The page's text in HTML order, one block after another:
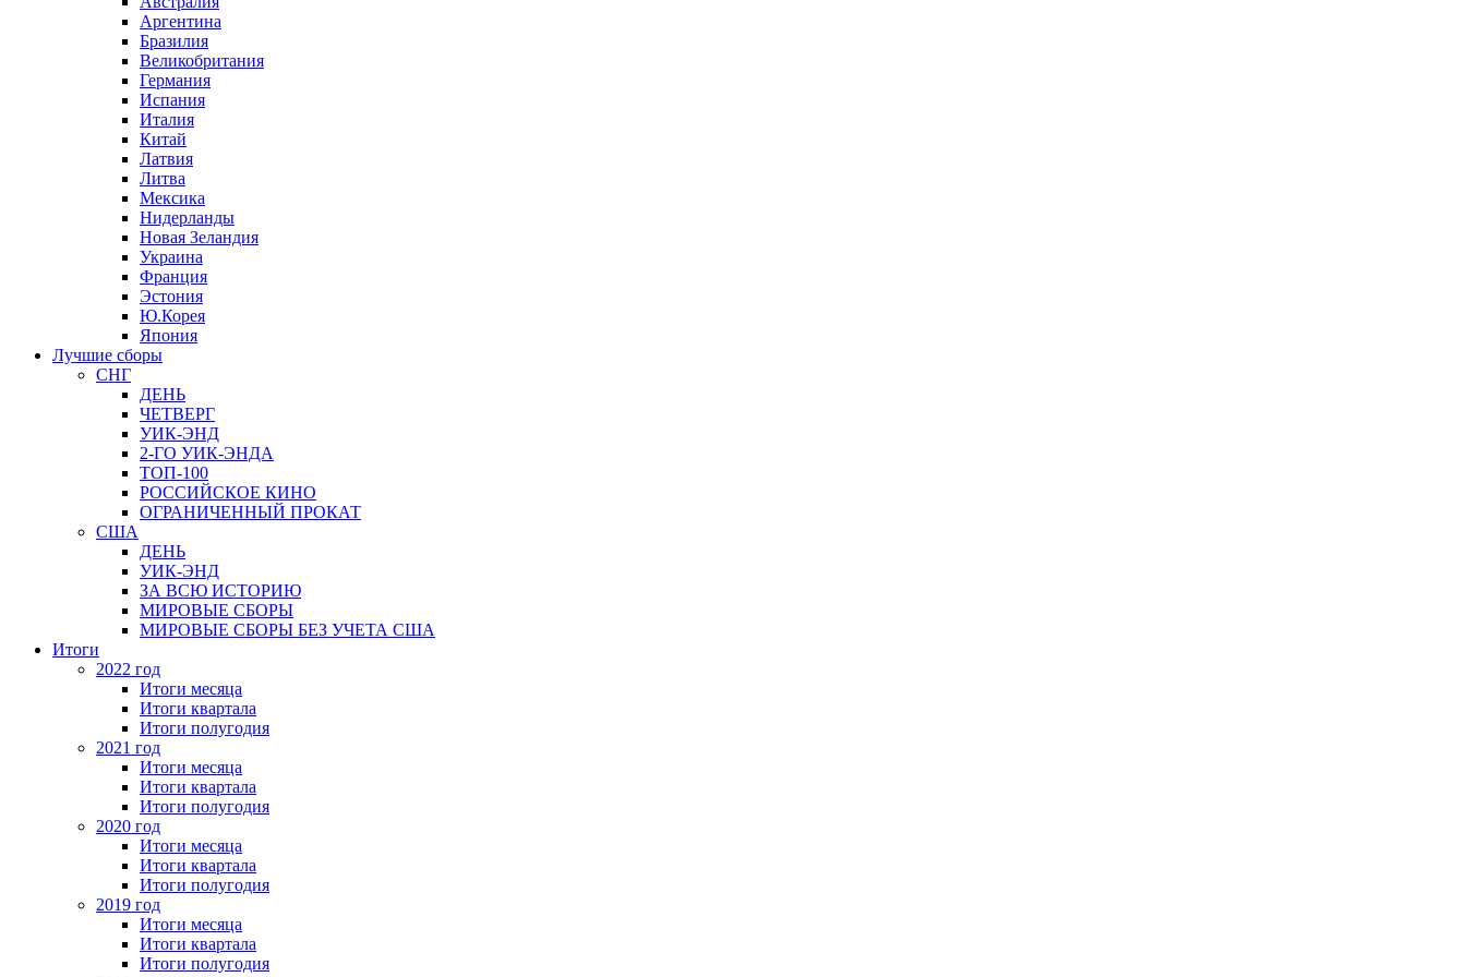
Аргентина
Бразилия
Великобритания
Германия
Испания
Италия
Китай
Латвия
Литва
Мексика
Нидерланды
Новая Зеландия
Украина
Франция
Эстония
Ю.Корея
Япония
Лучшие сборы
СНГ
ДЕНЬ
ЧЕТВЕРГ
УИК-ЭНД
2-ГО УИК-ЭНДА
ТОП-100
РОССИЙСКОЕ КИНО
ОГРАНИЧЕННЫЙ ПРОКАТ
США
ДЕНЬ
УИК-ЭНД
ЗА ВСЮ ИСТОРИЮ
МИРОВЫЕ СБОРЫ
МИРОВЫЕ СБОРЫ БЕЗ УЧЕТА США
Итоги
2022 год
Итоги месяца
Итоги квартала
Итоги полугодия
2021 год
Итоги месяца
Итоги квартала
Итоги полугодия
2020 год
Итоги месяца
Итоги квартала
Итоги полугодия
2019 год
Итоги месяца
Итоги квартала
Итоги полугодия